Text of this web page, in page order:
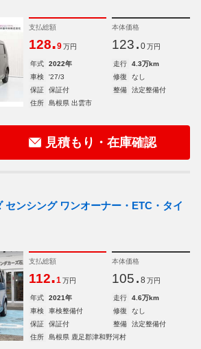
支払総額
128.9 万円
本体価格
123. 0 万円
年式 2022年 走行
4.3万km
車検
'27/3 修復
なし
保証
保証付 整備
法定整備付
住所
島根県 出雲市
見積もり・在庫確認
センシング ワンオーナー・ETC・タイ
支払総額
112.1 万円
本体価格
105. 8 万円
年式 2021年 走行
4.6万km
車検
車検整備付 修復
なし
保証
保証付 整備
法定整備付
住所
島根県 鹿足郡津和野河村